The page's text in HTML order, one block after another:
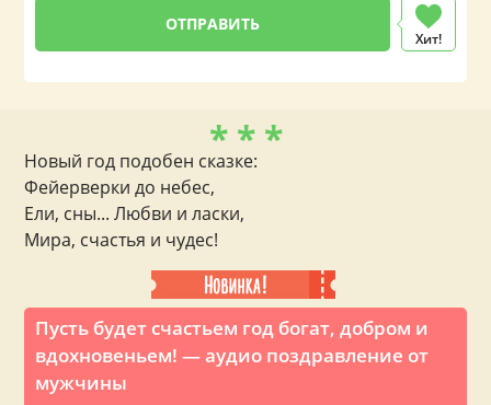
Хит!
Пусть будет счастьем год богат, добром и
вдохновеньем! — аудио поздравление от
мужчины
* * *
Новый год подобен сказке:
Фейерверки до небес,
Ели, сны... Любви и ласки,
Мира, счастья и чудес!